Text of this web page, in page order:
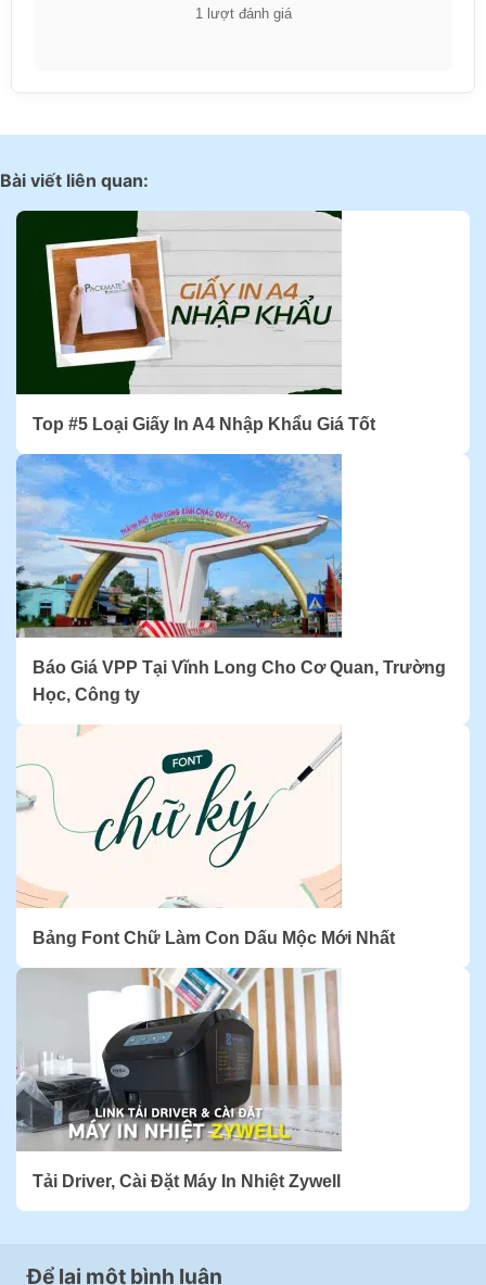
1 lượt đánh giá
Bài viết liên quan:
Top #5 Loại Giấy In A4 Nhập Khẩu Giá Tốt
Báo Giá VPP Tại Vĩnh Long Cho Cơ Quan, Trường
Học, Công ty
Bảng Font Chữ Làm Con Dấu Mộc Mới Nhất
Tải Driver, Cài Đặt Máy In Nhiệt Zywell
Để lại một bình luận